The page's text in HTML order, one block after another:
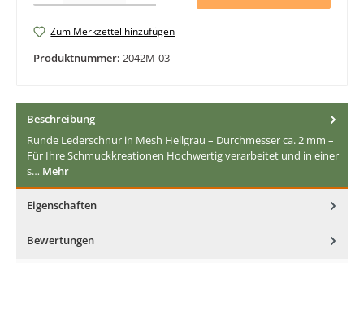
Zum Merkzettel hinzufügen
Produktnummer: 2042M-03
Beschreibung
Runde Lederschnur in Mesh Hellgrau – Durchmesser ca. 2 mm –
Für Ihre Schmuckkreationen Hochwertig verarbeitet und in einer
s… Mehr
Eigenschaften
Bewertungen